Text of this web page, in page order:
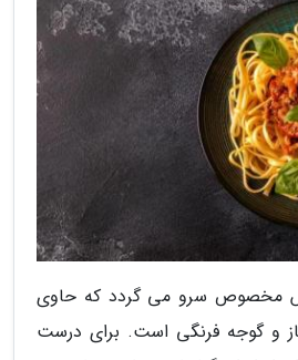
مخصوص سرو می گردد که حاوی
و گوجه فرنگی است. برای درست